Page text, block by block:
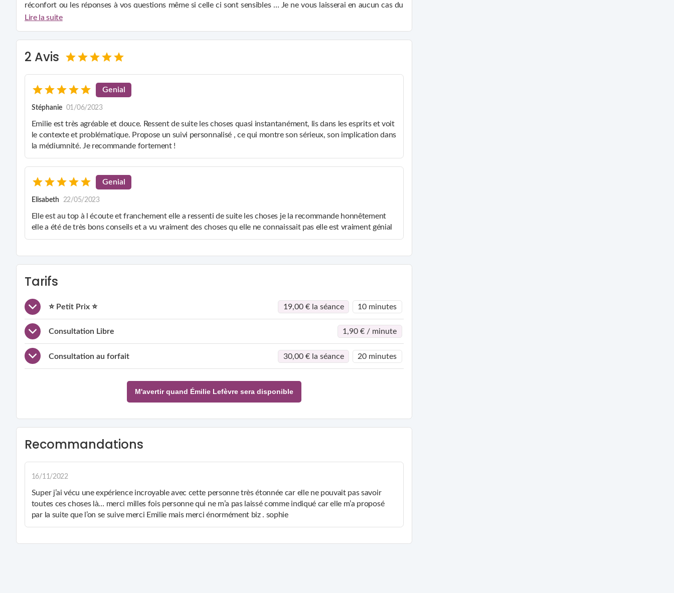
réconfort ou les réponses à vos questions même si celle ci sont sensibles … Je ne vous laisserai en aucun cas du
jour au lendemain, c’est un travail qui ne se fait pour ma part pas en 20 min…
de personnes me consultent.
réponses…
je travaille avec vous le temps dont vous aurez besoin mais pour ma part c’est cher donc nous passerons si vous
le souhaitez
Lire la suite
2 Avis
Genial
Stéphanie 01/06/2023
Emilie est très agréable et douce. Ressent de suite les choses quasi instantanément, lis dans les esprits et voit
le contexte et problématique. Propose un suivi personnalisé , ce qui montre son sérieux, son implication dans
la médiumnité. Je recommande fortement !
Genial
Elisabeth 22/05/2023
Elle est au top à l écoute et franchement elle a ressenti de suite les choses je la recommande honnêtement
elle a été de très bons conseils et a vu vraiment des choses qu elle ne connaissait pas elle est vraiment génial
Tarifs
⭐ Petit Prix ⭐ 19,00 € la séance 10 minutes
Consultation Libre 1,90 € / minute
Consultation au forfait 30,00 € la séance 20 minutes
M'avertir quand Émilie Lefèvre sera disponible
Recommandations
16/11/2022
Super j’ai vécu une expérience incroyable avec cette personne très étonnée car elle ne pouvait pas savoir
toutes ces choses là… merci milles fois personne qui ne m’a pas laissé comme indiqué car elle m’a proposé
par la suite que l’on se suive merci Emilie mais merci énormément biz . sophie